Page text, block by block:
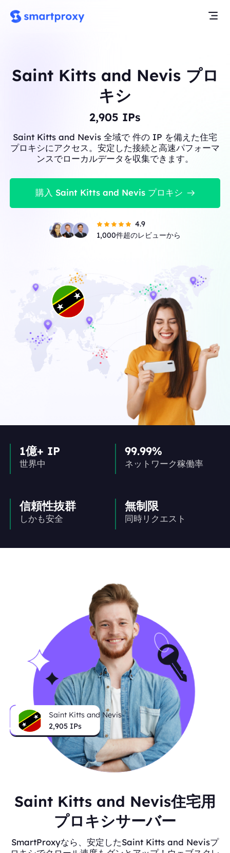
Saint Kitts and Nevis プロ
キシ
2,905 IPs
Saint Kitts and Nevis 全域で 件の IP を備えた住宅
プロキシにアクセス。安定した接続と高速パフォーマ
ンスでローカルデータを収集できます。
購入 Saint Kitts and Nevis プロキシ
4.9
1,000件超のレビューから
1億+ IP
世界中
99.99%
ネットワーク稼働率
信頼性抜群
しかも安全
無制限
同時リクエスト
Saint Kitts and Nevis
2,905 IPs
Saint Kitts and Nevis住宅用
プロキシサーバー
SmartProxyなら、安定したSaint Kitts and Nevisプ